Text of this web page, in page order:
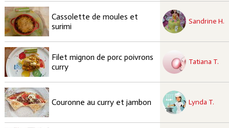
Cassolette de moules et
surimi
Sandrine H.
recette à tester
Filet mignon de porc poivrons
curry
Tatiana T.
Couronne au curry et jambon Lynda T.
recette à tester